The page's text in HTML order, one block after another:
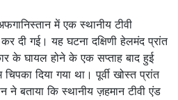
में एक स्थानीय टीवी
दी गई। यह घटना दक्षिणी हेलमंद प्रांत
के घायल होने के एक सप्ताह बाद हुई
दिया गया था। पूर्वी खोस्त प्रांत
ने बताया कि स्थानीय ज़हमान टीवी एंड